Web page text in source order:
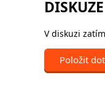
V diskuzi
Položit